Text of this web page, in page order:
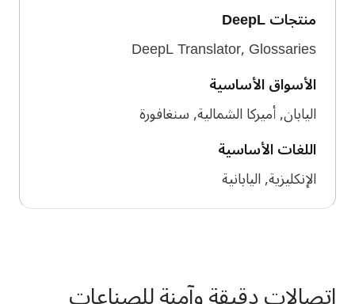
منتجات DeepL
DeepL Translator, Glossaries
الأسواق الأساسية
اليابان, أميركا الشمالية, سنغافورة
اللغات الأساسية
الإنكليزية, اليابانية